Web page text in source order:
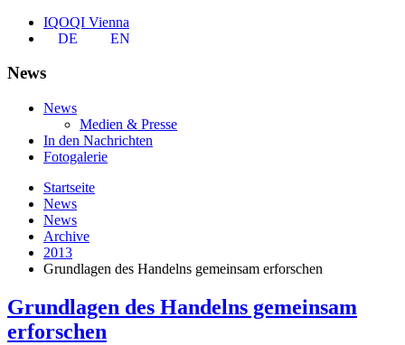
IQOQI Vienna
DE
EN
News
News
Medien & Presse
In den Nachrichten
Fotogalerie
Startseite
News
News
Archive
2013
Grundlagen des Handelns gemeinsam erforschen
Grundlagen des Handelns gemeinsam
erforschen